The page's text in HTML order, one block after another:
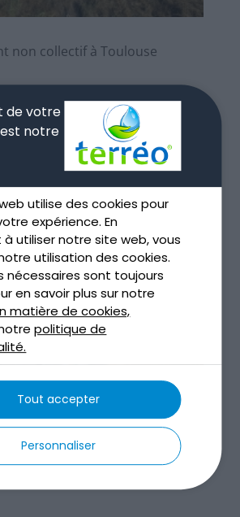
de votre
notre
utilise des cookies pour
expérience. En
utiliser notre site web, vous
utilisation des cookies.
nécessaires sont toujours
en savoir plus sur notre
matière de cookies,
politique de
Personnaliser
Tout accepter
non collectif à Toulouse
non collectif : le guide que tout
lire